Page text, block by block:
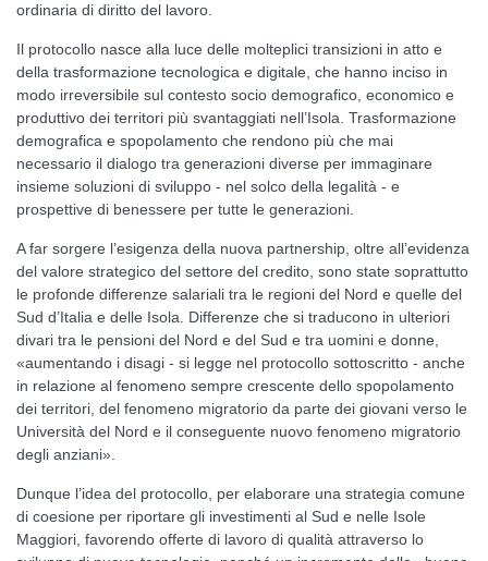
ordinaria di diritto del lavoro.
Il protocollo nasce alla luce delle molteplici transizioni in atto e
della trasformazione tecnologica e digitale, che hanno inciso in
modo irreversibile sul contesto socio demografico, economico e
produttivo dei territori più svantaggiati nell’Isola. Trasformazione
demografica e spopolamento che rendono più che mai
necessario il dialogo tra generazioni diverse per immaginare
insieme soluzioni di sviluppo - nel solco della legalità - e
prospettive di benessere per tutte le generazioni.
A far sorgere l’esigenza della nuova partnership, oltre all’evidenza
del valore strategico del settore del credito, sono state soprattutto
le profonde differenze salariali tra le regioni del Nord e quelle del
Sud d’Italia e delle Isola. Differenze che si traducono in ulteriori
divari tra le pensioni del Nord e del Sud e tra uomini e donne,
«aumentando i disagi - si legge nel protocollo sottoscritto - anche
in relazione al fenomeno sempre crescente dello spopolamento
dei territori, del fenomeno migratorio da parte dei giovani verso le
Università del Nord e il conseguente nuovo fenomeno migratorio
degli anziani».
Dunque l’idea del protocollo, per elaborare una strategia comune
di coesione per riportare gli investimenti al Sud e nelle Isole
Maggiori, favorendo offerte di lavoro di qualità attraverso lo